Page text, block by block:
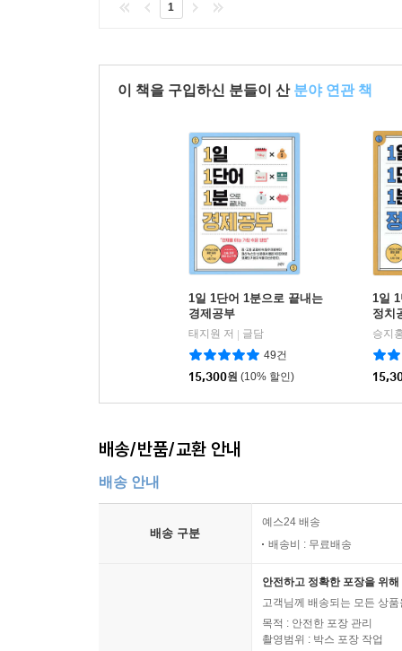
1
이 책을 구입하신 분들이 산 분야 연관 책
1일 1단어 1분으로 끝내는
경제공부
태지원 저
글담
49건
15,300원 (10% 할인)
1일
정치
승지
배송/반품/교환 안내
배송 안내
배송 구분
예스24 배송
배송비 : 무료배송
안전하고 정확한 포장을 위
고객님께 배송되는 모든 상
목적 : 안전한 포장 관리
촬영범위 : 박스 포장 작업